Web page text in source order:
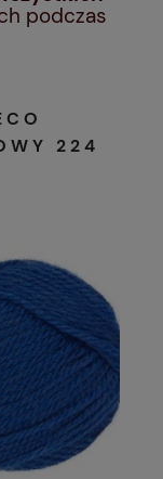
podczas
224